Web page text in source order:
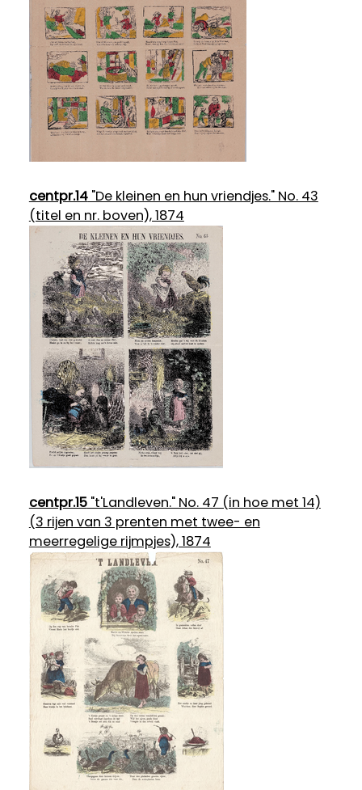
centpr.14"De kleinen en hun vriendjes." No. 43
(titel en nr. boven), 1874
centpr.15"t'Landleven." No. 47 (in hoe met 14)
(3 rijen van 3 prenten met twee- en
meerregelige rijmpjes), 1874